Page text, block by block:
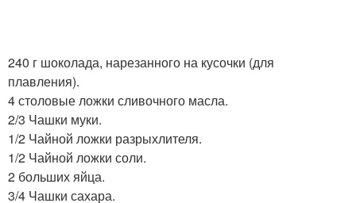
240 г шоколада, нарезанного на кусочки (для
плавления).
4 столовые ложки сливочного масла.
2/3 Чашки муки.
1/2 Чайной ложки разрыхлителя.
1/2 Чайной ложки соли.
2 больших яйца.
3/4 Чашки сахара.